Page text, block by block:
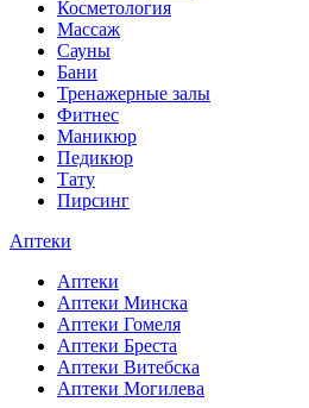
Косметология
Массаж
Сауны
Бани
Тренажерные залы
Фитнес
Маникюр
Педикюр
Тату
Пирсинг
Аптеки
Аптеки
Аптеки Минска
Аптеки Гомеля
Аптеки Бреста
Аптеки Витебска
Аптеки Могилева